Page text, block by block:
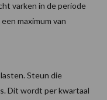
varken in de periode
maximum van
Steun die
Dit wordt per kwartaal